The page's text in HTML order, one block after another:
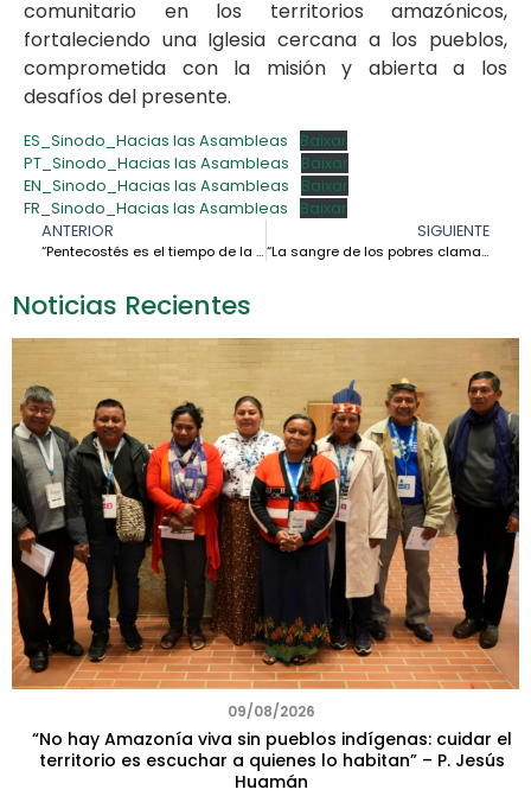
Noticias Recientes
09/08/2026
“No hay Amazonía viva sin pueblos indígenas: cuidar el
territorio es escuchar a quienes lo habitan” – P. Jesús
Huamán
comunitario en los territorios amazónicos,
fortaleciendo una Iglesia cercana a los pueblos,
comprometida con la misión y abierta a los
desafíos del presente.
ES_Sinodo_Hacias las Asambleas
Baixar
PT_Sinodo_Hacias las Asambleas
Baixar
EN_Sinodo_Hacias las Asambleas
Baixar
FR_Sinodo_Hacias las Asambleas
Baixar
ANTERIOR
“Pentecostés es el tiempo de la consolación”: Cardenal Leonardo Steiner llama a dejarse guiar por el Espíritu Santo para construir la paz
SIGUIENTE
“La sangre de los pobres clama justicia”: CEAMA expresa su solidaridad con el pueblo hondureño tras la masacre de campesinos en el Bajo Aguán